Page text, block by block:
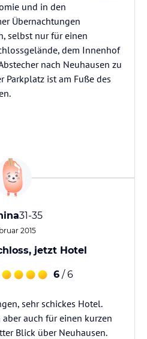
und in den
Übernachtungen
selbst nur für einen
dem Innenhof
nach Neuhausen zu
Parkplatz ist am Fuße des
31-35
2015
jetzt Hotel
6 / 6
sehr schickes Hotel.
auch für einen kurzen
Blick über Neuhausen.